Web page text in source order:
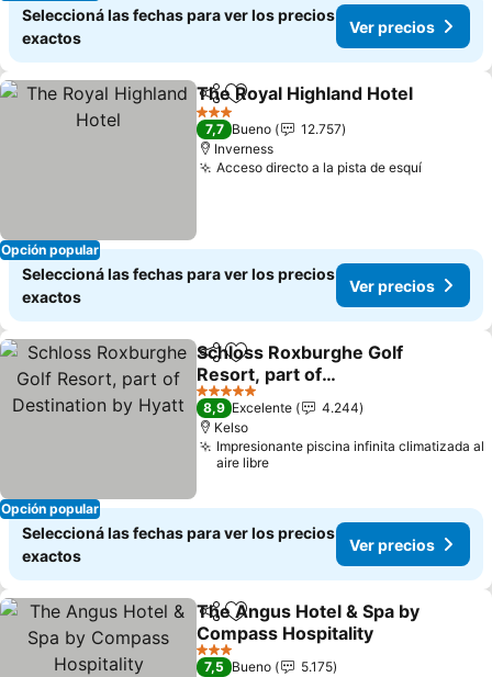
Seleccioná las fechas para ver los precios
exactos
Ver precios
Opción popular
Compartir
Añadir a favoritos
The Royal Highland Hotel
3 Estrellas
7,7 Bueno
12.757
Inverness
Acceso directo a la pista de esquí
Seleccioná las fechas para ver los precios
exactos
Ver precios
Opción popular
CompartirAñadir a favoritos
Schloss Roxburghe Golf
Resort, part of
Destination by Hyatt
5 Estrellas
8,9 Excelente
4.244
Kelso
Impresionante piscina infinita climatizada al
aire libre
Seleccioná las fechas para ver los precios
exactos
Ver precios
Compartir
Añadir a favoritos
The Angus Hotel & Spa by
Compass Hospitality
3 Estrellas
7,5 Bueno
5.175